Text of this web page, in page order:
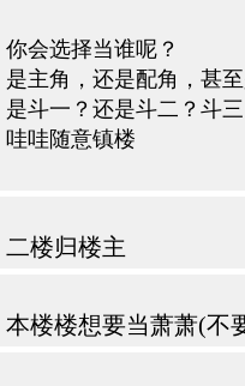
你会选择当谁呢？
是主角，还是配角，甚
是斗一？还是斗二？斗三
哇哇随意镇楼
二楼归楼主
本楼楼想要当萧萧(不